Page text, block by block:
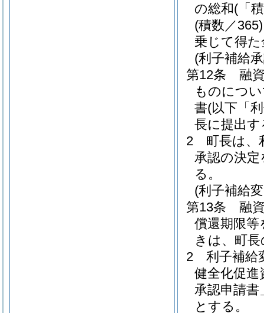
の総和(「
(積数／365)
乗じて得
(利子補給
第12条
融
ものにつ
書(以下「
長に提出
2
町長は、
承認の決
る。
(利子補給
第13条
融
償還期限
きは、町
2
利子補給
健全化促進
承認申請
とする。